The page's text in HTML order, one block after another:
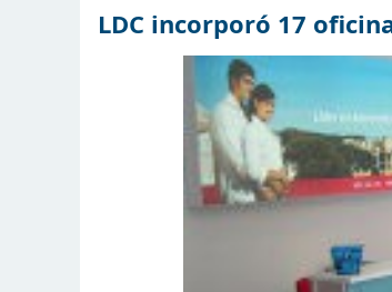
LDC incorporó 17